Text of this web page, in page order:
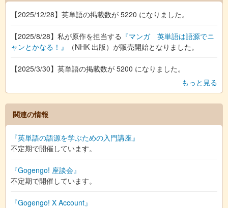
【2025/12/28】英単語の掲載数が 5220 になりました。
【2025/8/28】私が原作を担当する 『マンガ 英単語は語源でニ
ャンとかなる！』
（NHK 出版）が販売開始となりました。
【2025/3/30】英単語の掲載数が 5200 になりました。
もっと見る
関連の情報
『英単語の語源を学ぶための入門講座』
不定期で開催しています。
『Gogengo! 座談会』
不定期で開催しています。
『Gogengo! X Account』